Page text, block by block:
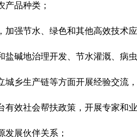
产品种类；
加强节水、绿色和其他高效技术
盐碱地治理开发、节水灌溉、病
城乡生产链等方面开展经验交流
有效社会帮扶政策，开展专家和业
展伙伴关系；